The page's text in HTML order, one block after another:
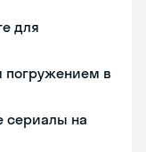
для
погружением в
сериалы на